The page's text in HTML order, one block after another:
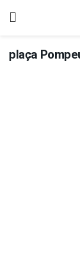
plaça